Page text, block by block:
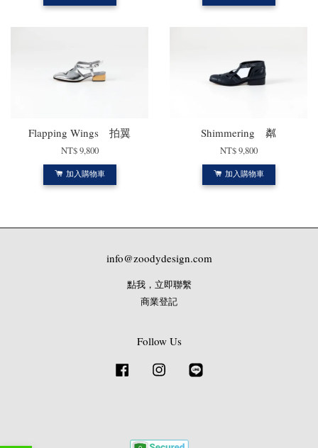
Flapping Wings 拍翼
NT$ 9,800
加入購物車
Shimmering 粼
NT$ 9,800
加入購物車
info@zoodydesign.com
點我，立即聯繫
商業登記
Follow Us
Facebook Instagram